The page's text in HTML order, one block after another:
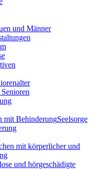
und Männer
Seelsorge
mit körperlicher und
und hörgeschädigte